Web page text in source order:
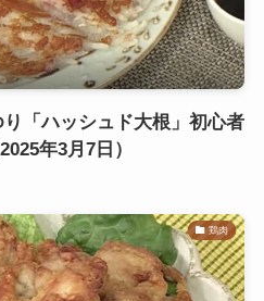
り「ハッシュド大根」初心者
年3月7日）
鶏肉